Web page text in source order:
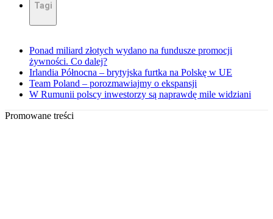
Tagi
Ponad miliard złotych wydano na fundusze promocji
żywności. Co dalej?
Irlandia Północna – brytyjska furtka na Polskę w UE
Team Poland – porozmawiajmy o ekspansji
W Rumunii polscy inwestorzy są naprawdę mile widziani
Promowane treści